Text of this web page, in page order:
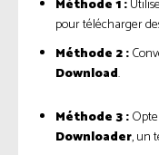
Méthode 1 :
pour télécharger
Méthode 2 :
Download.
Méthode 3 :
Downloader, un